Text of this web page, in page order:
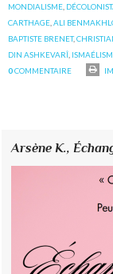
MONDIALISME
CARTHAGE ,ALI
BAPTISTE BRENET,
DIN ASHKEVARÎ
0COMMENTAIRE
Arsène K.,